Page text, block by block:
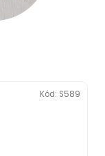
Kód: S589